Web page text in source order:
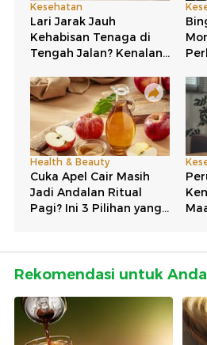
Rekomendasi untuk Anda